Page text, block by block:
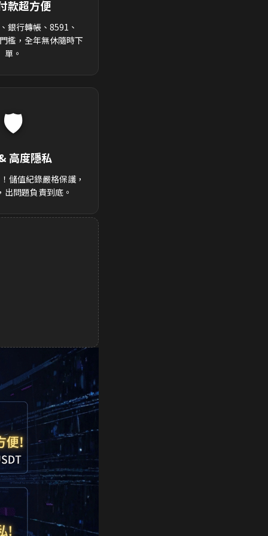
款超方便
銀行轉帳、8591、
檻，全年無休隨時下
單。
🛡️
高度隱私
儲值紀錄嚴格保護，
出問題負責到底。